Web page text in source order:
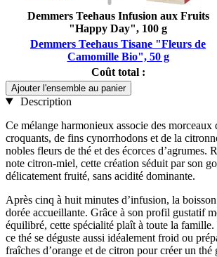
Demmers Teehaus Infusion aux Fruits
"Happy Day", 100 g
Demmers Teehaus Tisane "Fleurs de
Camomille Bio", 50 g
Coût total :
Ajouter l'ensemble au panier
Description
Ce mélange harmonieux associe des morceaux
croquants, de fins cynorrhodons et de la
nobles fleurs de thé et des écorces d’agrumes.
note citron-miel, cette création séduit par son
délicatement fruité, sans acidité dominante.
Après cinq à huit minutes d’infusion, la
dorée accueillante. Grâce à son profil gustatif
équilibré, cette spécialité plaît à toute la famille.
ce thé se déguste aussi idéalement froid ou
fraîches d’orange et de citron pour créer un thé